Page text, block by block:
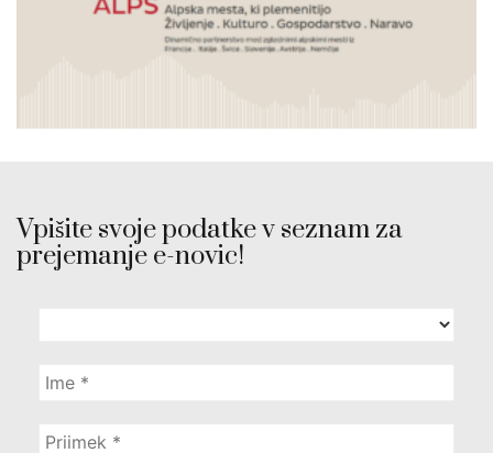
Vpišite svoje podatke v seznam za
prejemanje e-novic!